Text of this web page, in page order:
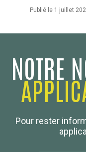
Publié le 1 juillet
NOTRE
Pour rester
Boulanger de France